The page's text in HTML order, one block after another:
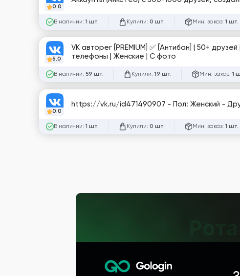
0.0
В наличии: 1 шт. Купили: 0 шт. Мин. заказ: 1 шт.
5.0
VK авторег [PREMIUM] ✅ [Антибан] | 50+
телефоны | Женские | С фото
В наличии: 59 шт. Купили: 19 шт. Мин. заказ: 1
0.0
https://vk.ru/id471490907 - Пол: Женский -
В наличии: 1 шт. Купили: 0 шт. Мин. заказ: 1 шт.